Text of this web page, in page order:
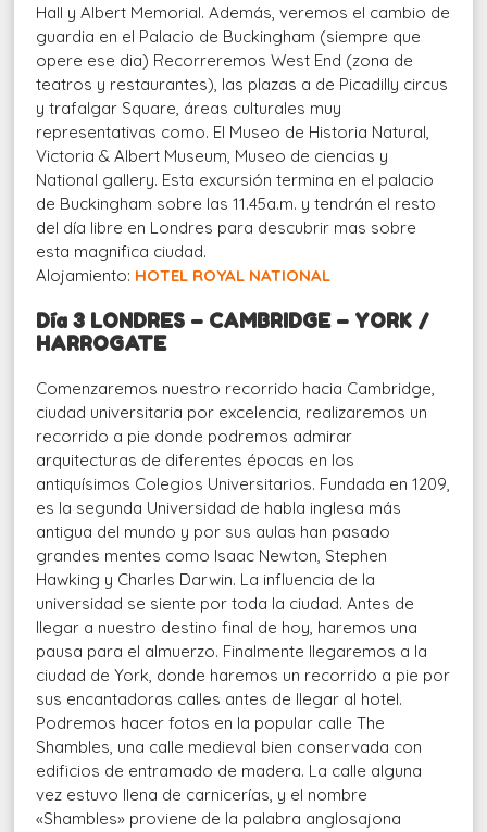
Hall y Albert Memorial. Además, veremos el cambio de
guardia en el Palacio de Buckingham (siempre que
opere ese dia) Recorreremos West End (zona de
teatros y restaurantes), las plazas a de Picadilly circus
y trafalgar Square, áreas culturales muy
representativas como. El Museo de Historia Natural,
Victoria & Albert Museum, Museo de ciencias y
National gallery. Esta excursión termina en el palacio
de Buckingham sobre las 11.45a.m. y tendrán el resto
del día libre en Londres para descubrir mas sobre
esta magnifica ciudad.
Alojamiento: HOTEL ROYAL NATIONAL
Día 3 LONDRES – CAMBRIDGE – YORK /
HARROGATE
Comenzaremos nuestro recorrido hacia Cambridge,
ciudad universitaria por excelencia, realizaremos un
recorrido a pie donde podremos admirar
arquitecturas de diferentes épocas en los
antiquísimos Colegios Universitarios. Fundada en 1209,
es la segunda Universidad de habla inglesa más
antigua del mundo y por sus aulas han pasado
grandes mentes como Isaac Newton, Stephen
Hawking y Charles Darwin. La influencia de la
universidad se siente por toda la ciudad. Antes de
llegar a nuestro destino final de hoy, haremos una
pausa para el almuerzo. Finalmente llegaremos a la
ciudad de York, donde haremos un recorrido a pie por
sus encantadoras calles antes de llegar al hotel.
Podremos hacer fotos en la popular calle The
Shambles, una calle medieval bien conservada con
edificios de entramado de madera. La calle alguna
vez estuvo llena de carnicerías, y el nombre
«Shambles» proviene de la palabra anglosajona